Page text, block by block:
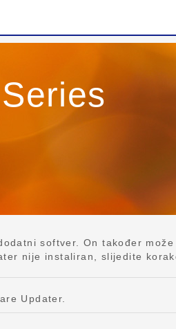
softver. On također
nije instaliran, slijedite
Updater.